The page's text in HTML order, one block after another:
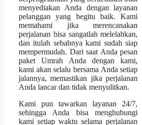
menyediakan Anda dengan layanan
pelanggan yang begitu baik. Kami
memahami jika merencanakan
perjalanan bisa sangatlah melelahkan,
dan itulah sebabnya kami sudah siap
mempermudah. Dari saat Anda pesan
paket Umrah Anda dengan kami,
kami akan selalu bersama Anda setiap
jalannya, memastikan jika perjalanan
Anda lancar dan tidak menyulitkan.
Kami pun tawarkan layanan 24/7,
sehingga Anda bisa menghubungi
kami setiap waktu selama perjalanan